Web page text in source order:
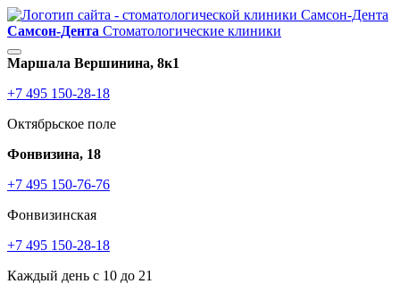
Самсон-Дента Стоматологические клиники
Маршала Вершинина, 8к1
+7 495 150-28-18
Октябрьское поле
Фонвизина, 18
+7 495 150-76-76
Фонвизинская
+7 495 150-28-18
Каждый день с 10 до 21